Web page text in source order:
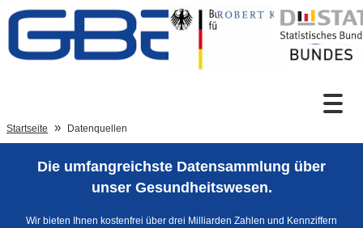
Zum Inhalt
Sprachumschaltung
Startseite Datenquellen
Die umfangreichste Datensammlung über
unser Gesundheitswesen.
Wir bieten Ihnen kostenfrei über drei Milliarden Zahlen und Kennziffern